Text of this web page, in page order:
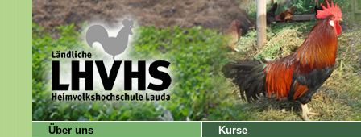
Über uns
Kurse